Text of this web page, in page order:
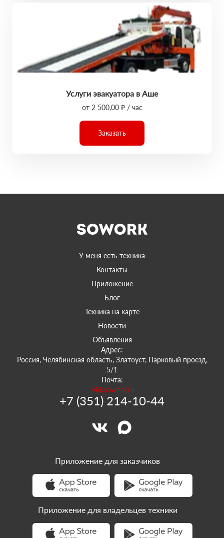
Услуги эвакуатора в Аше
от 2 500,00 ₽ / час
Заказать
У меня есть техника
Контакты
Приложение
Блог
Техника на карте
Новости
Объявления
Адрес:
Россия, Челябинская область, Златоуст, Парковый проезд,
5/1
Почта:
74@sowork.ru
+7 (351) 214-10-44
Приложение для заказчиков
Приложение для владельцев техники